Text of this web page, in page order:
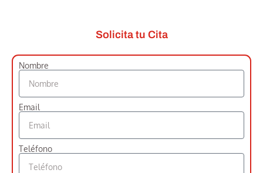
Solicita tu Cita
Nombre
Email
Teléfono